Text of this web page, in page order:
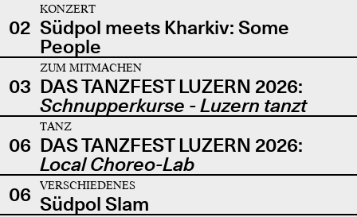
02
KONZERT
Südpol meets Kharkiv: Some
People
03
ZUM MITMACHEN
DAS TANZFEST LUZERN 2026:
Schnupperkurse - Luzern tanzt
06
TANZ
DAS TANZFEST LUZERN 2026:
Local Choreo-Lab
06
VERSCHIEDENES
Südpol Slam